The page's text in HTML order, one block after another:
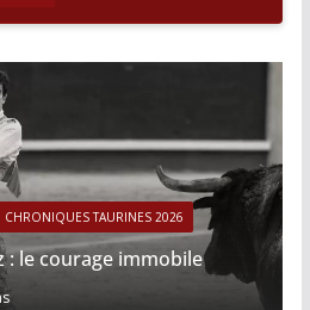
TAURINES 2026
courage immobile